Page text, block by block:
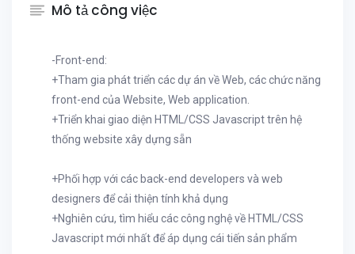
Mô tả công việc
-Front-end:
+Tham gia phát triển các dự án về Web, các chức năng
front-end của Website, Web application.
+Triển khai giao diện HTML/CSS Javascript trên hệ
thống website xây dựng sẵn
+Phối hợp với các back-end developers và web
designers để cải thiện tính khả dụng
+Nghiên cứu, tìm hiểu các công nghệ về HTML/CSS
Javascript mới nhất để áp dụng cái tiến sản phẩm